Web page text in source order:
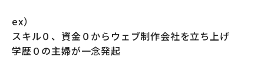
ex）
スキル０、資金０からウェブ制作会社を立ち上げ
学歴０の主婦が一念発起